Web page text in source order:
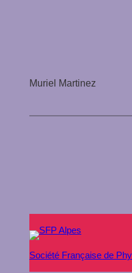
Muriel Martinez
Société Française de